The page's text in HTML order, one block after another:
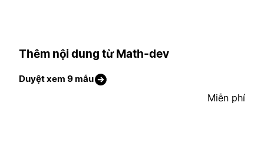
Thêm nội dung từ Math-dev
Duyệt xem 9 mẫu
Miễn phí